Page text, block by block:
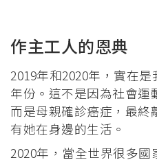
作主工人的恩典
2019年和2020年，實在
年份。這不是因為社會運
而是母親確診癌症，最終
有她在身邊的生活。
2020年，當全世界很多